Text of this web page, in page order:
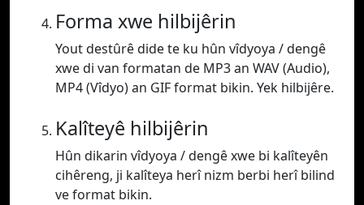
Forma xwe hilbijêrin
Yout destûrê dide te ku hûn vîdyoya / dengê
xwe di van formatan de MP3 an WAV (Audio),
MP4 (Vîdyo) an GIF format bikin. Yek hilbijêre.
Kalîteyê hilbijêrin
Hûn dikarin vîdyoya / dengê xwe bi kalîteyên
cihêreng, ji kalîteya herî nizm berbi herî bilind
ve format bikin.